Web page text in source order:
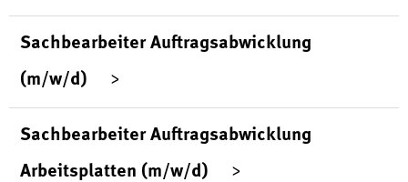
Sachbearbeiter Auftragsabwicklung
(m/w/d)
Sachbearbeiter Auftragsabwicklung
Arbeitsplatten (m/w/d)